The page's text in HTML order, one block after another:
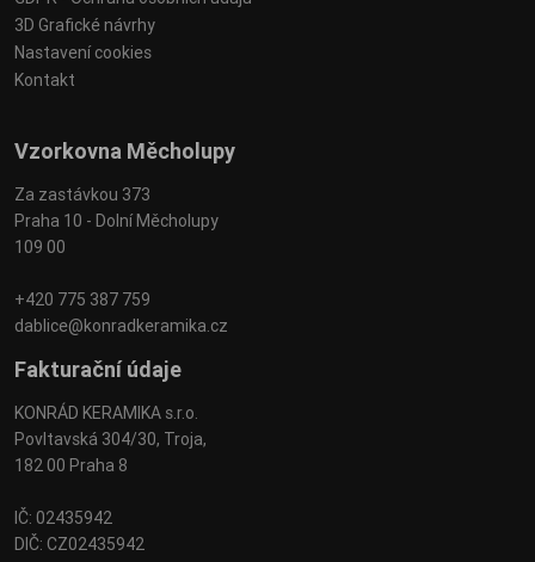
3D Grafické návrhy
Nastavení cookies
Kontakt
Vzorkovna Měcholupy
Za zastávkou 373
Praha 10 - Dolní Měcholupy
109 00
+420 775 387 759
dablice@konradkeramika.cz
Fakturační údaje
KONRÁD KERAMIKA s.r.o.
Povltavská 304/30, Troja,
182 00 Praha 8
IČ: 02435942
DIČ: CZ02435942